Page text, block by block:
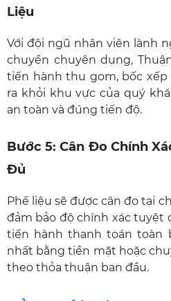
Liệu
Với đội ngũ nhân viên lành
chuyển chuyên dụng,
tiến hành thu gom, bốc xếp
ra khỏi khu vực của quý
an toàn và đúng tiến độ.
Bước 5: Cân Đo Chính
Đủ
Phế liệu sẽ được cân đo tại
đảm bảo độ chính xác tuyệt
tiến hành thanh toán toàn
nhất bằng tiền mặt hoặc
theo thỏa thuận ban đầu.